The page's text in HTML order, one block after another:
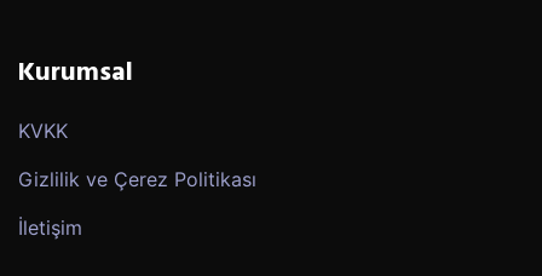
Kurumsal
KVKK
Gizlilik ve Çerez Politikası
İletişim